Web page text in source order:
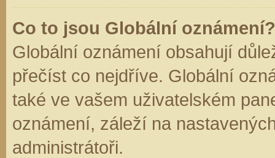
Co to jsou Globální oznámení?
Globální oznámení obsahují
přečíst co nejdříve. Globální
také ve vašem uživatelském
oznámení, záleží na
administrátoři.